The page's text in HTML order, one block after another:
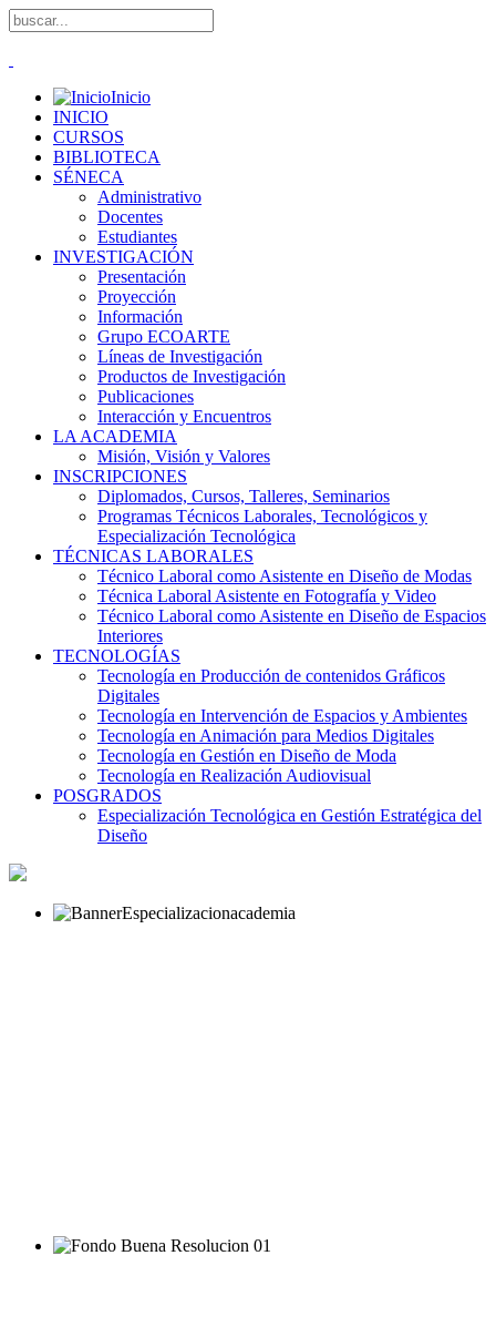
Inicio
INICIO
CURSOS
BIBLIOTECA
SÉNECA
Administrativo
Docentes
Estudiantes
INVESTIGACIÓN
Presentación
Proyección
Información
Grupo ECOARTE
Líneas de Investigación
Productos de Investigación
Publicaciones
Interacción y Encuentros
LA ACADEMIA
Misión, Visión y Valores
INSCRIPCIONES
Diplomados, Cursos, Talleres, Seminarios
Programas Técnicos Laborales, Tecnológicos y
Especialización Tecnológica
TÉCNICAS LABORALES
Técnico Laboral como Asistente en Diseño de Modas
Técnica Laboral Asistente en Fotografía y Video
Técnico Laboral como Asistente en Diseño de Espacios
Interiores
TECNOLOGÍAS
Tecnología en Producción de contenidos Gráficos
Digitales
Tecnología en Intervención de Espacios y Ambientes
Tecnología en Animación para Medios Digitales
Tecnología en Gestión en Diseño de Moda
Tecnología en Realización Audiovisual
POSGRADOS
Especialización Tecnológica en Gestión Estratégica del
Diseño